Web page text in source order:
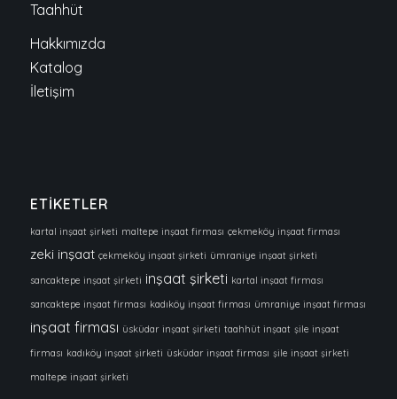
Taahhüt
Hakkımızda
Katalog
İletişim
ETİKETLER
kartal inşaat şirketi maltepe inşaat firması çekmeköy inşaat firması
zeki inşaat çekmeköy inşaat şirketi ümraniye inşaat şirketi
sancaktepe inşaat şirketi inşaat şirketi kartal inşaat firması
sancaktepe inşaat firması kadıköy inşaat firması ümraniye inşaat firması
inşaat firması üsküdar inşaat şirketi taahhüt inşaat şile inşaat
firması kadıköy inşaat şirketi üsküdar inşaat firması şile inşaat şirketi
maltepe inşaat şirketi